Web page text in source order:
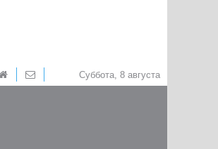
Суббота, 8 августа